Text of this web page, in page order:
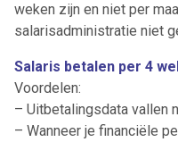
weken zijn en niet per
salarisadministratie niet
Salaris betalen per 4
Voordelen:
– Uitbetalingsdata vallen
– Wanneer je financiële
Ontvang
je mailbox